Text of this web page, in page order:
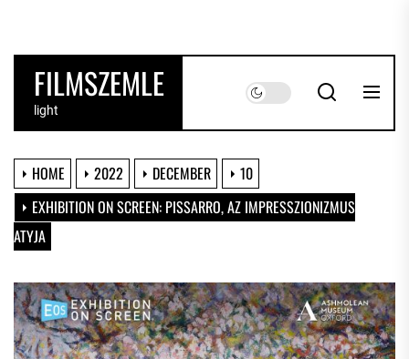
the
contentFILMSZEMLE
light
HOME 2022 DECEMBER
10
EXHIBITION ON SCREEN: PISSARRO, AZ IMPRESSZIONIZMUS
ATYJA